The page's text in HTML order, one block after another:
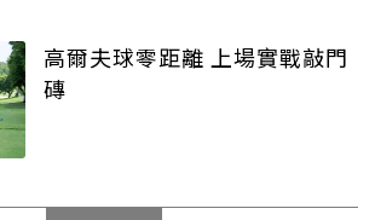
高爾夫球零距離 上場實戰敲門
磚